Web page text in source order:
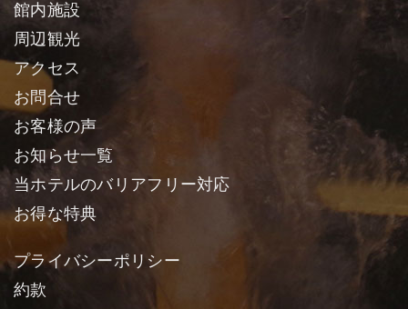
館内施設
周辺観光
アクセス
お問合せ
お客様の声
お知らせ一覧
当ホテルのバリアフリー対応
お得な特典
プライバシーポリシー
約款